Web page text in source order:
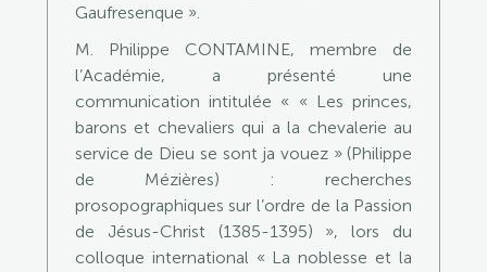
Gaufresenque ».
M. Philippe CONTAMINE, membre de
l’Académie, a présenté une
communication intitulée « « Les princes,
barons et chevaliers qui a la chevalerie au
service de Dieu se sont ja vouez » (Philippe
de Mézières) : recherches
prosopographiques sur l’ordre de la Passion
de Jésus-Christ (1385-1395) », lors du
colloque international « La noblesse et la